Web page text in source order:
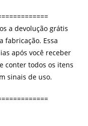
a devolução grátis
fabricação. Essa
após você receber
conter todos os itens
sinais de uso.